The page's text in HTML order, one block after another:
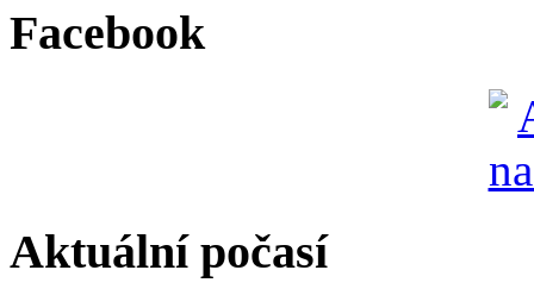
Facebook
Aktuální počasí